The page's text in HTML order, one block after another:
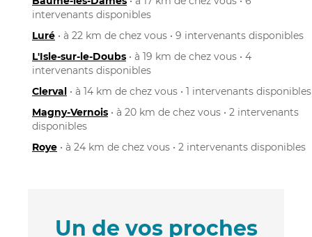
intervenants disponibles
Luré • à 22 km de chez vous • 9 intervenants disponibles
L'Isle-sur-le-Doubs • à 19 km de chez vous • 4
intervenants disponibles
Clerval • à 14 km de chez vous • 1 intervenants disponibles
Magny-Vernois • à 20 km de chez vous • 2 intervenants
disponibles
Roye • à 24 km de chez vous • 2 intervenants disponibles
Un de vos proches